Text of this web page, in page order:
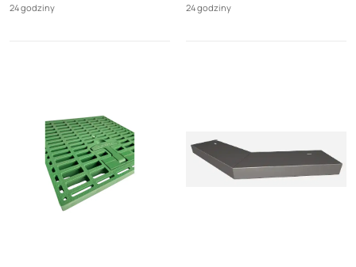
24 godziny 24 godziny